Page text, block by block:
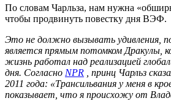
По словам Чарльза, нам нужна
чтобы продвинуть повестку дня ВЭФ.
Это не должно вызывать удивления,
является прямым потомком Дракулы,
жизнь работал над реализацией
дня. Согласно NPR , принц Чарльз
2011 года: «Трансильвания у меня в
показывает, что я происхожу от